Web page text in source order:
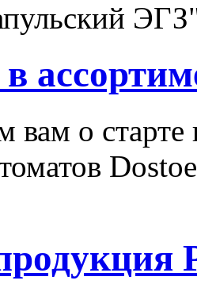
вам о старте